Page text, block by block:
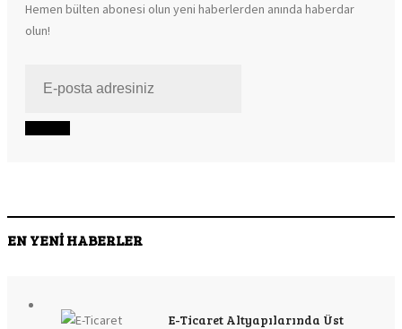
Hemen bülten abonesi olun yeni haberlerden anında haberdar
olun!
EN YENİ HABERLER
E-Ticaret Altyapılarında Üst